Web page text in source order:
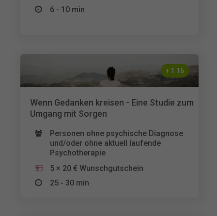
6 - 10 min
+ 1.16
Wenn Gedanken kreisen - Eine Studie zum
Umgang mit Sorgen
Personen ohne psychische Diagnose
und/oder ohne aktuell laufende
Psychotherapie
5 × 20 € Wunschgutschein
25 - 30 min